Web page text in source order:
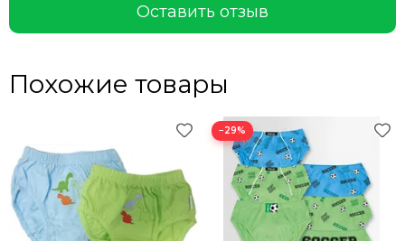
Оставить отзыв
Похожие товары
−29%